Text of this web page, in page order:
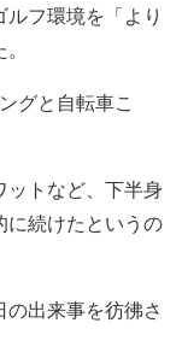
フ環境を「より
グと自転車こ
ットなど、下半身
に続けたというの
出来事を彷彿さ